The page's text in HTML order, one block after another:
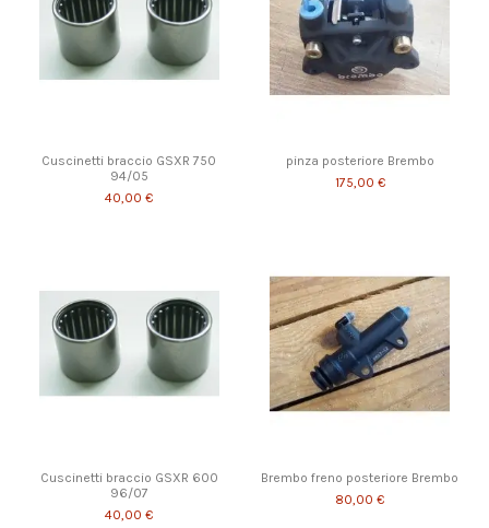
Cuscinetti braccio GSXR 750
94/05
40,00 €
pinza posteriore Brembo
175,00 €
Cuscinetti braccio GSXR 600
96/07
40,00 €
Brembo freno posteriore Brembo
80,00 €